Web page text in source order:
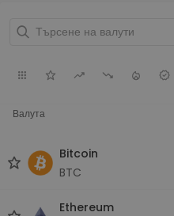
Валута
Bitcoin
BTC
Ethereum